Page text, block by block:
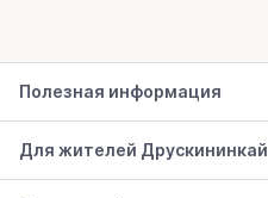
Полезная информация
Для жителей Друскининкай